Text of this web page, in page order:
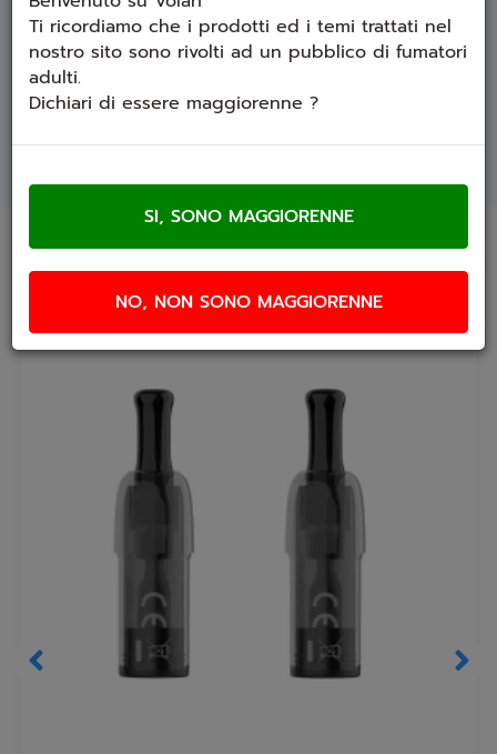
Ogni confezione contiene 20 pezzi.
Scopri anche il
Starter Kitper una configurazione completa e
personalizzata del tuo dispositivo di svapo.
Prodotti che ti potrebbero interessare
Ti ricordiamo che i prodotti ed i temi trattati nel
nostro sito sono rivolti ad un pubblico di fumatori
adulti.
Dichiari di essere maggiorenne ?
NO, NON SONO MAGGIORENNE